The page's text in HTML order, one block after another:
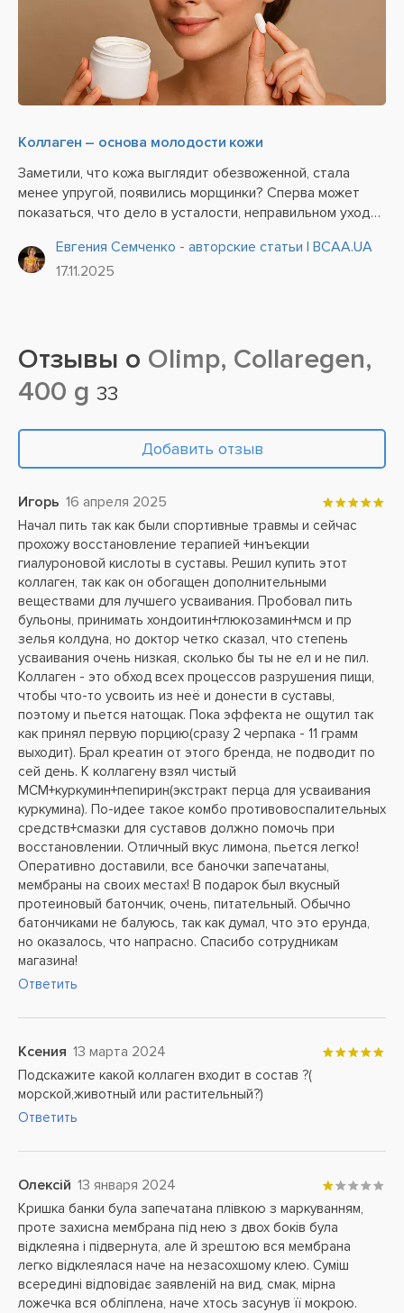
Коллаген – основа молодости кожи
Заметили, что кожа выглядит обезвоженной, стала
менее упругой, появились морщинки? Сперва может
показаться, что дело в усталости, неправильном уходе,
причина кроется намного глубже. Возможно, вашему
организму не...
Евгения Семченко - авторские статьи | BCAA.UA
17.11.2025
Отзывы о Olimp, Collaregen,
400 g 33
Добавить отзыв
Игорь 16 апреля 2025
Начал пить так как были спортивные травмы и сейчас
прохожу восстановление терапией +инъекции
гиалуроновой кислоты в суставы. Решил купить этот
коллаген, так как он обогащен дополнительными
веществами для лучшего усваивания. Пробовал пить
бульоны, принимать хондоитин+глюкозамин+мсм и пр
зелья колдуна, но доктор четко сказал, что степень
усваивания очень низкая, сколько бы ты не ел и не пил.
Коллаген - это обход всех процессов разрушения пищи,
чтобы что-то усвоить из неё и донести в суставы,
поэтому и пьется натощак. Пока эффекта не ощутил так
как принял первую порцию(сразу 2 черпака - 11 грамм
выходит). Брал креатин от этого бренда, не подводит по
сей день. К коллагену взял чистый
МСМ+куркумин+пепирин(экстракт перца для усваивания
куркумина). По-идее такое комбо противовоспалительных
средств+смазки для суставов должно помочь при
восстановлении. Отличный вкус лимона, пьется легко!
Оперативно доставили, все баночки запечатаны,
мембраны на своих местах! В подарок был вкусный
протеиновый батончик, очень, питательный. Обычно
батончиками не балуюсь, так как думал, что это ерунда,
но оказалось, что напрасно. Спасибо сотрудникам
магазина!
Ответить
Ксения 13 марта 2024
Подскажите какой коллаген входит в состав ?(
морской,животный или растительный?)
Ответить
Олексій 13 января 2024
Кришка банки була запечатана плівкою з маркуванням,
проте захисна мембрана під нею з двох боків була
відклеяна і підвернута, але й зрештою вся мембрана
легко відклеялася наче на незасохшому клею. Суміш
всередині відповідає заявленій на вид, смак, мірна
ложечка вся обліплена, наче хтось засунув її мокрою.